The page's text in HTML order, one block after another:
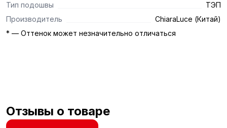
Тип подошвы
ТЭП
Производитель
ChiaraLuce (Китай)
* — Оттенок может незначительно отличаться
Отзывы о товаре